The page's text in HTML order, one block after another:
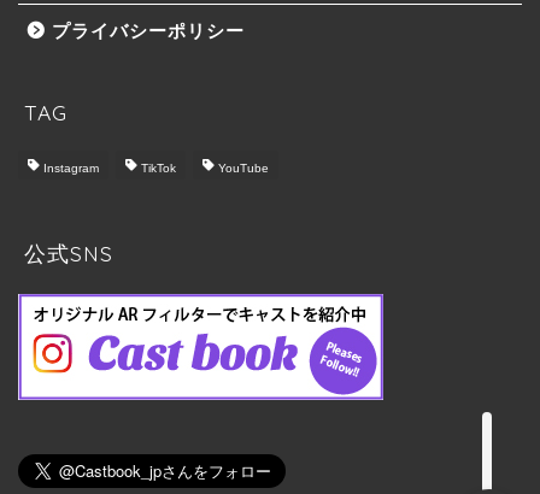
プライバシーポリシー
TAG
Instagram TikTok YouTube
公式SNS
料金プラン
実施の流れ